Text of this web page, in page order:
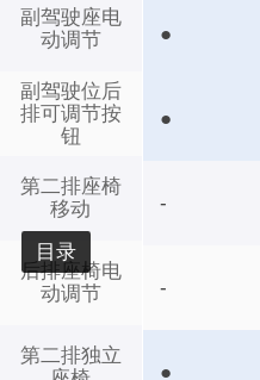
副驾驶座电
动调节
副驾驶位后
排可调节按
钮
第二排座椅
移动
后排座椅电
动调节
第二排独立
●
●
-
-
●
目录